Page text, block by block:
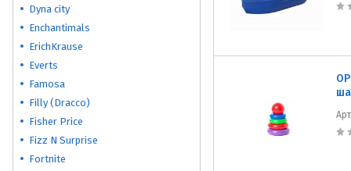
Dyna city
Enchantimals
ErichKrause
Everts
Famosa
Filly (Dracco)
Fisher Price
Fizz N Surprise
Fortnite